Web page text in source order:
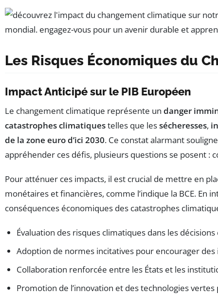
Les Risques Économiques du
Impact Anticipé sur le PIB Européen
Le changement climatique représente un danger
catastrophes climatiquestelles que lessécheresses,
de la zone euro d’ici 2030. Ce constat alarmant
appréhender ces défis, plusieurs questions se posent :
Pour atténuer ces impacts, il est crucial de mettre en
monétaires et financières, comme l’indique la BCE. En
conséquences économiques des catastrophes
Évaluation des risques climatiques dans les
Adoption de normes incitatives pour encourager
Collaboration renforcée entre les États et les
Promotion de l’innovation et des technologies